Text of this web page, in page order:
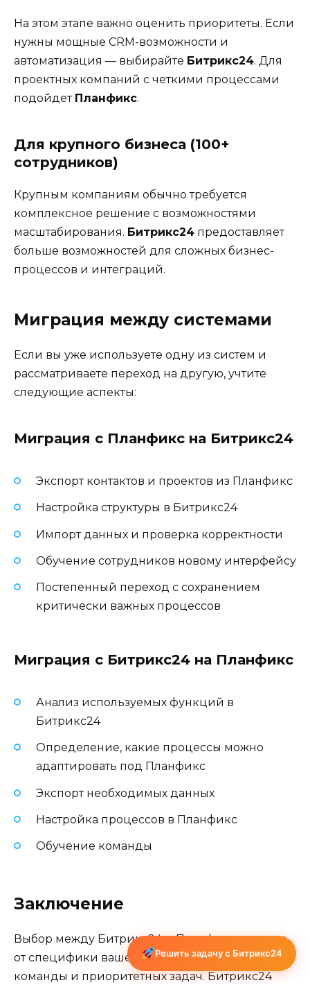
На этом этапе важно оценить приоритеты. Если
нужны мощные CRM-возможности и
автоматизация — выбирайте Битрикс24. Для
проектных компаний с четкими процессами
подойдет Планфикс.
Для крупного бизнеса (100+
сотрудников)
Крупным компаниям обычно требуется
комплексное решение с возможностями
масштабирования. Битрикс24 предоставляет
больше возможностей для сложных бизнес-
процессов и интеграций.
Миграция между системами
Если вы уже используете одну из систем и
рассматриваете переход на другую, учтите
следующие аспекты:
Миграция с Планфикс на Битрикс24
Экспорт контактов и проектов из Планфикс
Настройка структуры в Битрикс24
Импорт данных и проверка корректности
Обучение сотрудников новому интерфейсу
Постепенный переход с сохранением
критически важных процессов
Миграция с Битрикс24 на Планфикс
Анализ используемых функций в
Битрикс24
Определение, какие процессы можно
адаптировать под Планфикс
Экспорт необходимых данных
Настройка процессов в Планфикс
Обучение команды
Заключение
Выбор между Битрикс24 и Планфикс зависит
от специфики вашего бизнеса, размера
команды и приоритетных задач. Битрикс24
Решить задачу с Битрикс24